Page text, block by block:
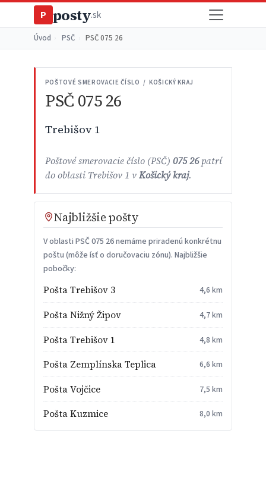
P posty.sk
Úvod PSČ PSČ 075 26
POŠTOVÉ SMEROVACIE ČÍSLO / KOŠICKÝ KRAJ
PSČ 075 26
Trebišov 1
Poštové smerovacie číslo (PSČ) 075 26patrí
do oblasti Trebišov 1 vKošický kraj.
Najbližšie pošty
V oblasti PSČ 075 26 nemáme priradenú konkrétnu
poštu (môže ísť o doručovaciu zónu). Najbližšie
pobočky:
Pošta Trebišov 3 4,6 km
Pošta Nižný Žipov 4,7 km
Pošta Trebišov 1 4,8 km
Pošta Zemplínska Teplica 6,6 km
Pošta Vojčice 7,5 km
Pošta Kuzmice 8,0 km